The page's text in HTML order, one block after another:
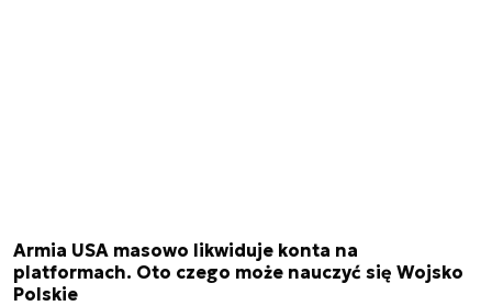
Armia USA masowo likwiduje konta na
platformach. Oto czego może nauczyć się Wojsko
Polskie